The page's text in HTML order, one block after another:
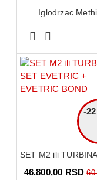
Iglodrzac
-
46.800,00 RSD